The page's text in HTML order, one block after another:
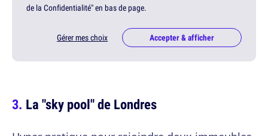
de la Confidentialité" en bas de page.
Gérer mes choix Accepter & afficher
La "sky pool" de Londres